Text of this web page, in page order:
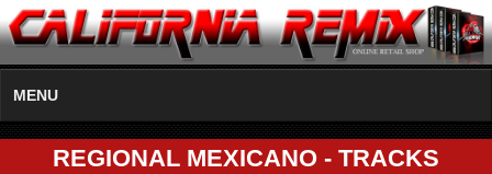
MENU
REGIONAL MEXICANO - TRACKS